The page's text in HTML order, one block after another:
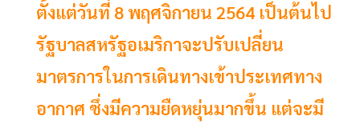
ตั้งแต่วันที่ 8 พฤศจิกายน 2564 เป็นต้นไป
รัฐบาลสหรัฐอเมริกาจะปรับเปลี่ยน
มาตรการในการเดินทางเข้าประเทศทาง
อากาศ ซึ่งมีความยืดหยุ่นมากขึ้น แต่จะมี